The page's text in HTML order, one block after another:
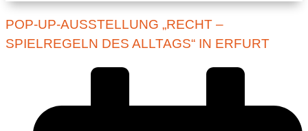
POP-UP-AUSSTELLUNG „RECHT –
SPIELREGELN DES ALLTAGS“ IN ERFURT